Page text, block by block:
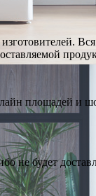
площадей и
не будет